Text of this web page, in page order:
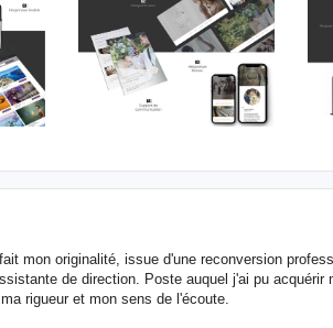
mon originalité, issue d'une reconversion
de direction. Poste auquel j'ai pu acquérir
rigueur et mon sens de l'écoute.